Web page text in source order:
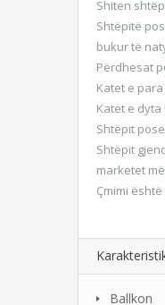
Shiten
Shtëpitë
bukur të
Përdhesat
Katet e
Katet e
Shtëpit
Shtëpit
marketet
Çmimi
Ballkon